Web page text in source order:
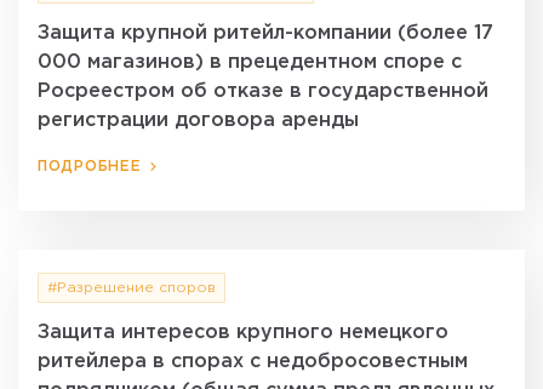
Защита крупной ритейл-компании (более 17
000 магазинов) в прецедентном споре с
Росреестром об отказе в государственной
регистрации договора аренды
ПОДРОБНЕЕ
#Разрешение споров
Защита интересов крупного немецкого
ритейлера в спорах с недобросовестным